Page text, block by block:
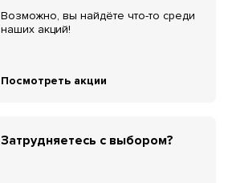
Возможно, вы найдёте что-то среди
наших акций!
Посмотреть акции
Затрудняетесь с выбором?